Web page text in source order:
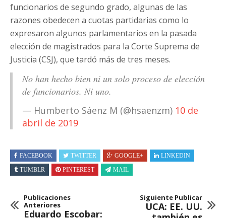
funcionarios de segundo grado, algunas de las
razones obedecen a cuotas partidarias como lo
expresaron algunos parlamentarios en la pasada
elección de magistrados para la Corte Suprema de
Justicia (CSJ), que tardó más de tres meses.
No han hecho bien ni un solo proceso de elección
de funcionarios. Ni uno.
— Humberto Sáenz M (@hsaenzm) 10 de
abril de 2019
FACEBOOK TWITTER GOOGLE+
LINKEDIN
TUMBLR
PINTEREST MAIL
Publicaciones
Anteriores
Eduardo Escobar:
Siguiente Publicar
UCA: EE. UU.